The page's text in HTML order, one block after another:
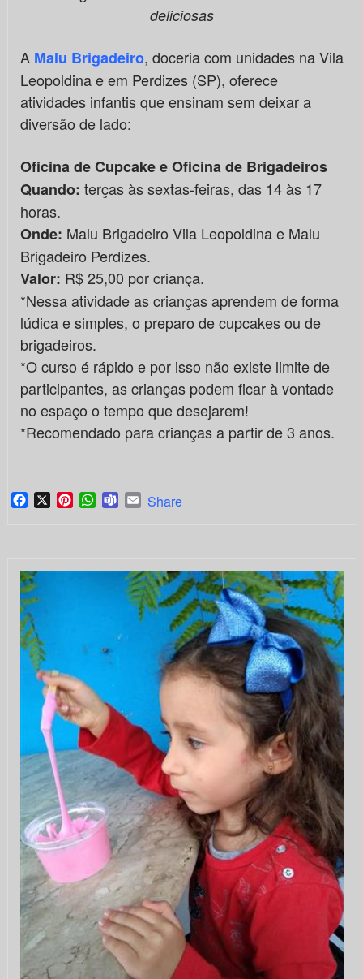
deliciosas
A Malu Brigadeiro, doceria com unidades na Vila
Leopoldina e em Perdizes (SP), oferece
atividades infantis que ensinam sem deixar a
diversão de lado:
Oficina de Cupcake e Oficina de Brigadeiros
Quando: terças às sextas-feiras, das 14 às 17
horas.
Onde: Malu Brigadeiro Vila Leopoldina e Malu
Brigadeiro Perdizes.
Valor: R$ 25,00 por criança.
*Nessa atividade as crianças aprendem de forma
lúdica e simples, o preparo de cupcakes ou de
brigadeiros.
*O curso é rápido e por isso não existe limite de
participantes, as crianças podem ficar à vontade
no espaço o tempo que desejarem!
*Recomendado para crianças a partir de 3 anos.
Facebook
X PinterestWhatsApp
TeamsEmail
Share